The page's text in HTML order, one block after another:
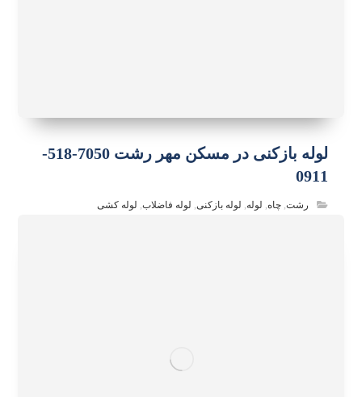
لوله بازکنی در مسکن مهر رشت 7050-518-
0911
رشت,چاه, لوله, لوله بازکنی, لوله فاضلاب, لوله کشی